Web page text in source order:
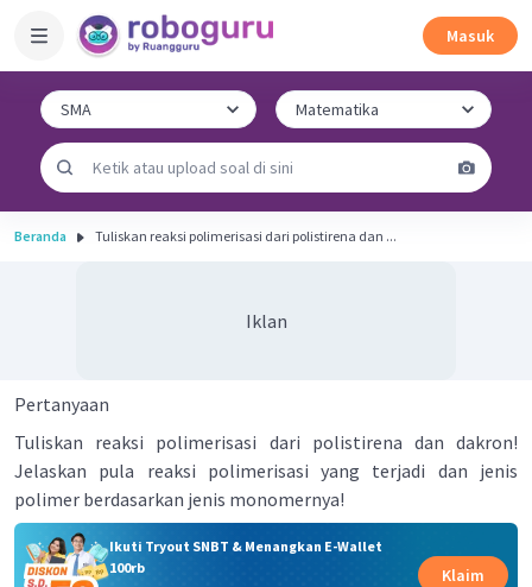
Masuk
Beranda Tuliskan reaksi polimerisasi dari polistirena dan ...
Iklan
Pertanyaan
Tuliskan reaksi polimerisasi dari polistirena dan dakron!
Jelaskan pula reaksi polimerisasi yang terjadi dan jenis
polimer berdasarkan jenis monomernya!
Ikuti Tryout SNBT & Menangkan E-Wallet
100rb
Klaim